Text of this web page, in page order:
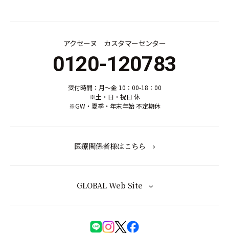
アクセーヌ カスタマーセンター
0120-120783
受付時間：月～金 10：00-18：00
※土・日・祝日 休
※GW・夏季・年末年始 不定期休
医療関係者様はこちら
GLOBAL Web Site